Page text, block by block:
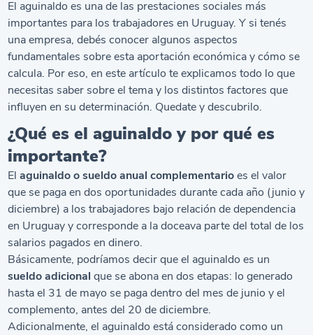
El aguinaldo es una de las prestaciones sociales más
importantes para los trabajadores en Uruguay. Y si tenés
una empresa, debés conocer algunos aspectos
fundamentales sobre esta aportación económica y cómo se
calcula. Por eso, en este artículo te explicamos todo lo que
necesitas saber sobre el tema y los distintos factores que
influyen en su determinación. Quedate y descubrilo.
¿Qué es el aguinaldo y por qué es
importante?
Elaguinaldo o sueldo anual complementarioes el valor
que se paga en dos oportunidades durante cada año (junio y
diciembre) a los trabajadores bajo relación de dependencia
en Uruguay y corresponde a la doceava parte del total de los
salarios pagados en dinero.
Básicamente, podríamos decir que el aguinaldo es un
sueldo adicional que se abona en dos etapas: lo generado
hasta el 31 de mayo se paga dentro del mes de junio y el
complemento, antes del 20 de diciembre.
Adicionalmente, el aguinaldo está considerado como un